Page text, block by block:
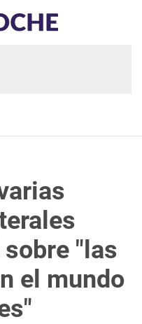
"las
el mundo